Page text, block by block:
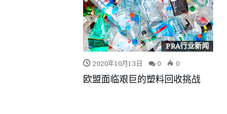
PRA行业新闻
2020年10月13日 0 0
欧盟面临艰巨的塑料回收挑战